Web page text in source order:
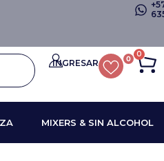
INGRESAR 0 0
MIXERS & SIN ALCOHOL